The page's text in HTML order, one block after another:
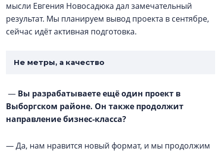
мысли Евгения Новосадюка дал замечательный
результат. Мы планируем вывод проекта в сентябре,
сейчас идёт активная подготовка.
Не метры, а качество
— Вы разрабатываете ещё один проект в
Выборгском районе. Он также продолжит
направление бизнес-класса?
— Да, нам нравится новый формат, и мы продолжим